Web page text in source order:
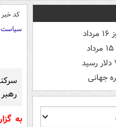
جهانی
کد خبر
سیاست
به